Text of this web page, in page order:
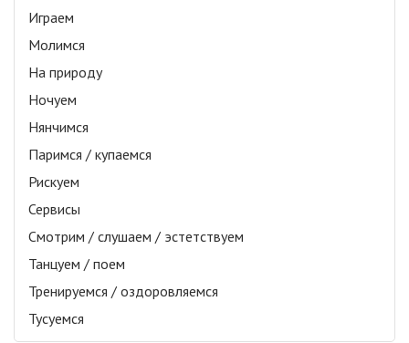
Играем
Молимся
На природу
Ночуем
Нянчимся
Паримся / купаемся
Рискуем
Сервисы
Смотрим / слушаем / эстетствуем
Танцуем / поем
Тренируемся / оздоровляемся
Тусуемся